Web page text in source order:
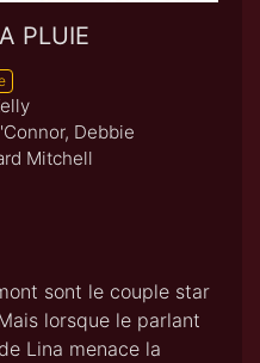
PLUIE
Debbie
Mitchell
sont le couple star
lorsque le parlant
Lina menace la